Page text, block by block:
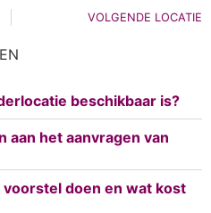
VOLGENDE LOCATIE
beschikbaar is?
aan het aanvragen van
doen en wat kost